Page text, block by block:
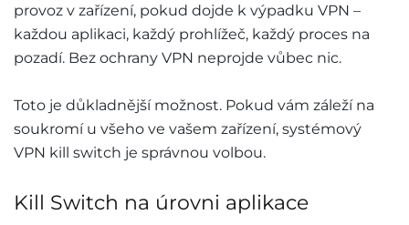
provoz v zařízení, pokud dojde k výpadku VPN –
každou aplikaci, každý prohlížeč, každý proces na
pozadí. Bez ochrany VPN neprojde vůbec nic.
Toto je důkladnější možnost. Pokud vám záleží na
soukromí u všeho ve vašem zařízení, systémový
VPN kill switch je správnou volbou.
Kill Switch na úrovni aplikace